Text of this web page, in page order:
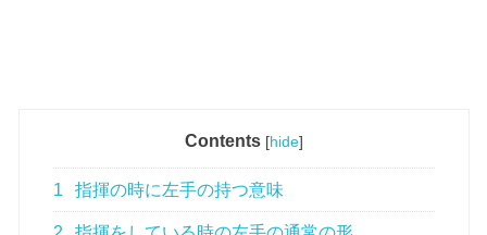
Contents [hide]
1 指揮の時に左手の持つ意味